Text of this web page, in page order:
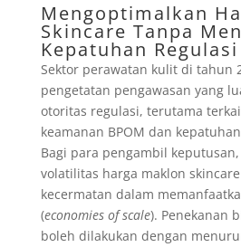
Mengoptimalkan
Skincare Tanpa
Kepatuhan Regulasi
Sektor perawatan kulit di tahun
pengetatan pengawasan yang
otoritas regulasi, terutama
keamanan BPOM dan
Bagi para pengambil
volatilitas harga maklon
kecermatan dalam
(economies of scale). Penekanan
boleh dilakukan dengan